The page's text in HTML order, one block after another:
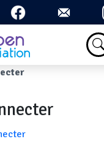
principaux